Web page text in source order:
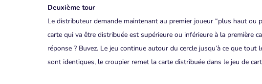
Deuxième tour
Le distributeur demande maintenant au premier joueur “plus haut ou
carte qui va être distribuée est supérieure ou inférieure à la première
réponse ? Buvez. Le jeu continue autour du cercle jusqu’à ce que
sont identiques, le croupier remet la carte distribuée dans le jeu de